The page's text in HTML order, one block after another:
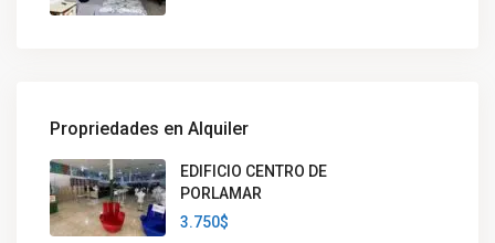
Propriedades en Alquiler
EDIFICIO CENTRO DE
PORLAMAR
3.750$